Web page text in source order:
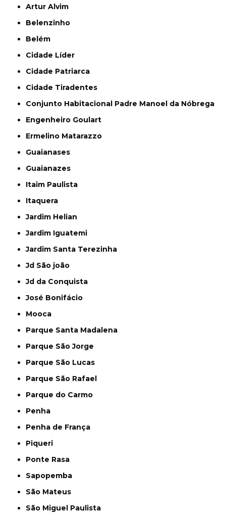
Artur Alvim
Belenzinho
Belém
Cidade Líder
Cidade Patriarca
Cidade Tiradentes
Conjunto Habitacional Padre Manoel da Nóbrega
Engenheiro Goulart
Ermelino Matarazzo
Guaianases
Guaianazes
Itaim Paulista
Itaquera
Jardim Helian
Jardim Iguatemi
Jardim Santa Terezinha
Jd São joão
Jd da Conquista
José Bonifácio
Mooca
Parque Santa Madalena
Parque São Jorge
Parque São Lucas
Parque São Rafael
Parque do Carmo
Penha
Penha de França
Piqueri
Ponte Rasa
Sapopemba
São Mateus
São Miguel Paulista